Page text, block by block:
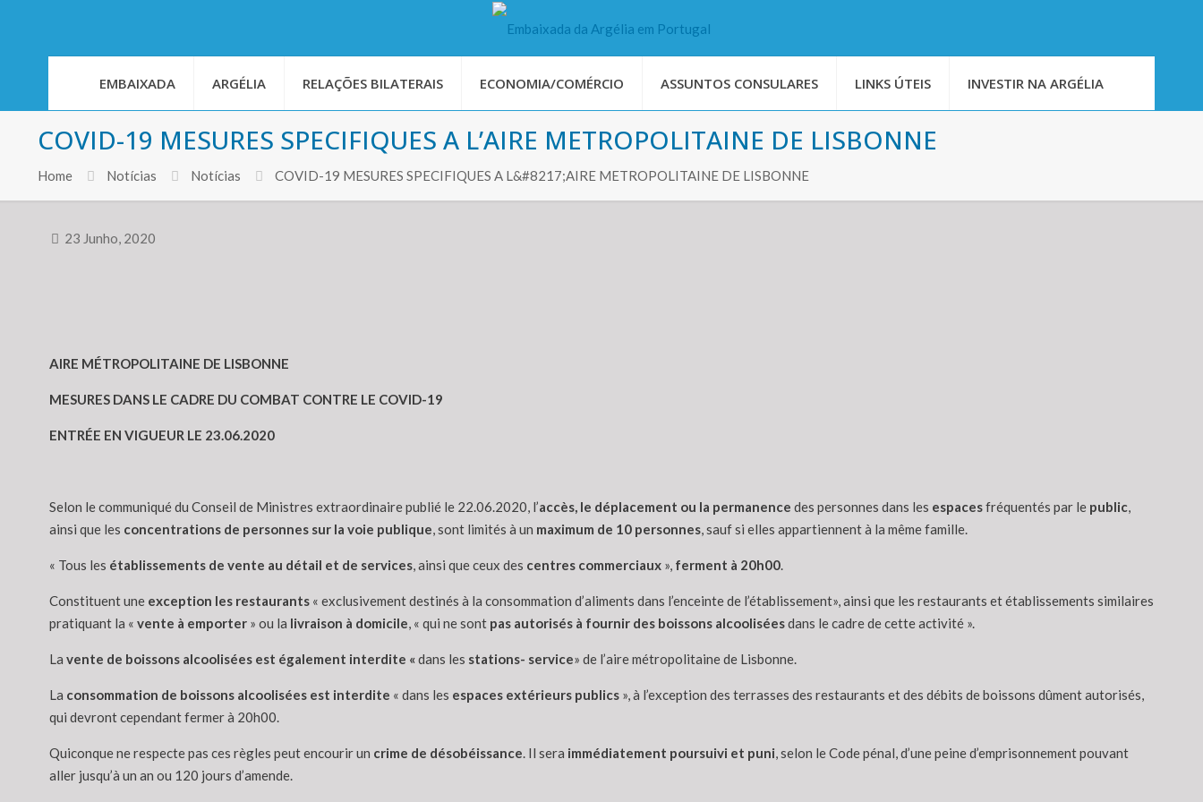
EMBAIXADA ARGÉLIA RELAÇÕES BILATERAIS ECONOMIA/COMÉRCIO ASSUNTOS CONSULARES LINKS ÚTEIS INVESTIR NA ARGÉLIA
COVID-19 MESURES SPECIFIQUES A L’AIRE METROPOLITAINE DE LISBONNE
Home Notícias Notícias COVID-19 MESURES SPECIFIQUES A L&#8217;AIRE METROPOLITAINE DE LISBONNE
23 Junho, 2020
AIRE MÉTROPOLITAINE DE LISBONNE
MESURES DANS LE CADRE DU COMBAT CONTRE LE COVID-19
ENTRÉE EN VIGUEUR LE 23.06.2020
Selon le communiqué du Conseil de Ministres extraordinaire publié le 22.06.2020, l’accès, le déplacement ou la permanence des personnes dans les espacesfréquentés par le public,
ainsi que les concentrations de personnes sur la voie publique, sont limités à un maximum de 10 personnes, sauf si elles appartiennent à la même famille.
« Tous les établissements de vente au détail et de services, ainsi que ceux des centres commerciaux», ferment à 20h00.
Constituent une exception les restaurants« exclusivement destinés à la consommation d’aliments dans l’enceinte de l’établissement», ainsi que les restaurants et établissements similaires
pratiquant la « vente à emporter» ou la livraison à domicile, « qui ne sont pas autorisés à fournir des boissons alcooliséesdans le cadre de cette activité ».
La vente de boissons alcoolisées est également interdite «dans les stations- service» de l’aire métropolitaine de Lisbonne.
La consommation de boissons alcoolisées est interdite « dans les espaces extérieurs publics», à l’exception des terrasses des restaurants et des débits de boissons dûment autorisés,
qui devront cependant fermer à 20h00.
Quiconque ne respecte pas ces règles peut encourir un crime de désobéissance. Il sera immédiatement poursuivi et puni, selon le Code pénal, d’une peine d’emprisonnement pouvant
aller jusqu’à un an ou 120 jours d’amende.